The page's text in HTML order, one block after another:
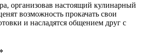
организовав настоящий кулинарный
возможность прокачать свои
и насладятся общением друг с